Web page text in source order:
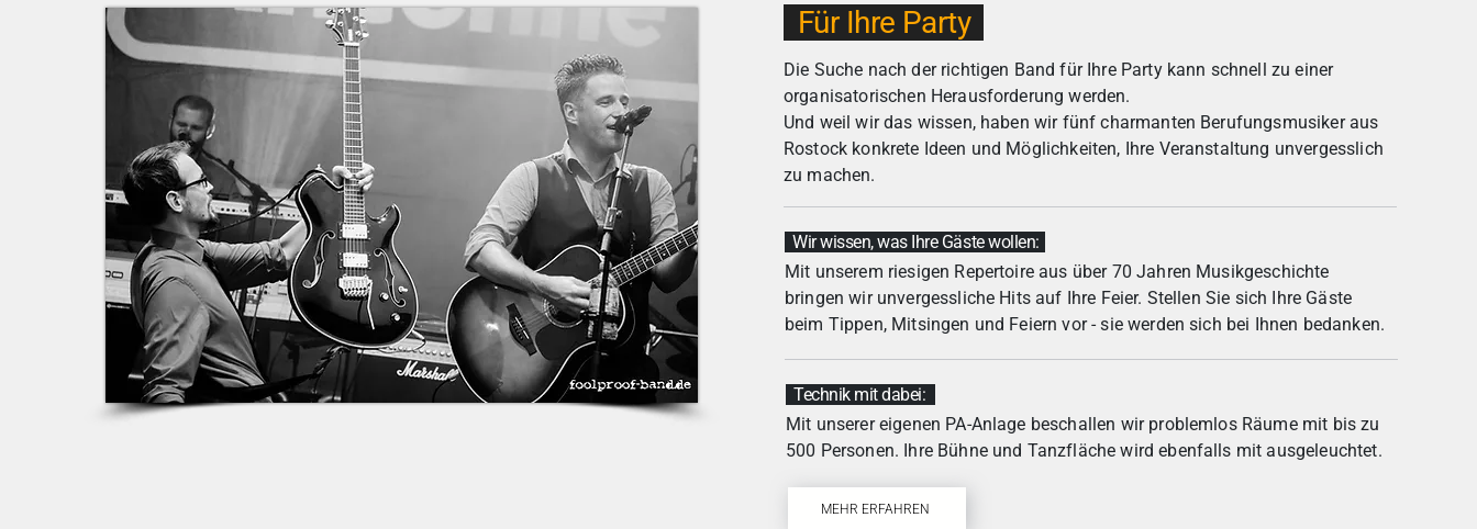
Für Ihre Partyㅤ ㅤ
Die Suche nach der richtigen Band für Ihre Party kann schnell zu einer
organisatorischen Herausforderung werden.
Und weil wir das wissen, haben wir fünf charmanten Berufungsmusiker aus
Rostock konkrete Ideen und Möglichkeiten, Ihre Veranstaltung unvergesslich
zu machen.
Wir wissen, was Ihre Gäste wollen:ㅤ ㅤ ㅤ
Mit unserem riesigen Repertoire aus über 70 Jahren Musikgeschichte
bringen wir unvergessliche Hits auf Ihre Feier. Stellen Sie sich Ihre Gäste
beim Tippen, Mitsingen und Feiern vor - sie werden sich bei Ihnen bedanken.
Technik mit dabei:ㅤ ㅤㅤ ㅤ
Mit unserer eigenen PA-Anlage beschallen wir problemlos Räume mit bis zu
500 Personen. Ihre Bühne und Tanzfläche wird ebenfalls mit ausgeleuchtet.
MEHR ERFAHREN